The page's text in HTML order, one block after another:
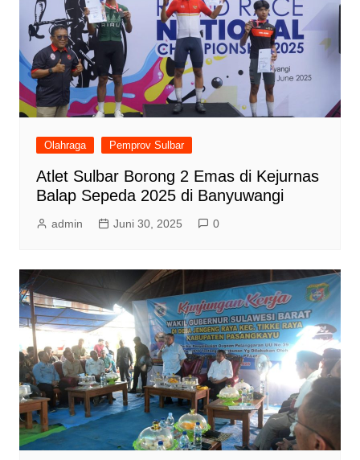
Olahraga Pemprov Sulbar
Atlet Sulbar Borong 2 Emas di Kejurnas
Balap Sepeda 2025 di Banyuwangi
admin Juni 30, 2025 0